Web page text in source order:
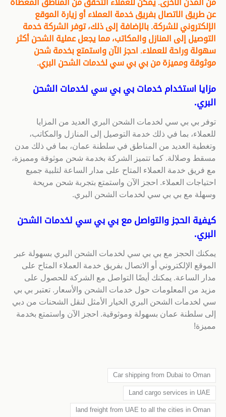
من المدن الأخرى. يمكن للعملاء التحقق من المناطق المغطاة
عن طريق الاتصال بفريق خدمة العملاء أو زيارة الموقع
الإلكتروني للشركة. بالإضافة إلى ذلك، توفر الشركة خدمة
التوصيل إلى المنازل والمكاتب، مما يجعل عملية الشحن أكثر
سهولة وراحة للعملاء. احجز الآن واستمتع بخدمة شحن
موثوقة ومميزة من بي بي سي لخدمات الشحن البري.
مزايا استخدام خدمات بي بي سي لخدمات الشحن
البري.
توفر بي بي سي لخدمات الشحن البري العديد من المزايا
للعملاء، بما في ذلك خدمة التوصيل إلى المنازل والمكاتب،
وتغطية العديد من المناطق في سلطنة عمان، بما في ذلك مدن
مسقط وصلالة. كما تتميز الشركة بخدمة شحن موثوقة ومميزة،
مع فريق خدمة العملاء المتاح على مدار الساعة لتلبية جميع
احتياجات العملاء. احجز الآن واستمتع بتجربة شحن مريحة
وسهلة مع بي بي سي لخدمات الشحن البري.
كيفية الحجز والتواصل مع بي بي سي لخدمات الشحن
البري.
يمكنك الحجز مع بي بي سي لخدمات الشحن البري بسهولة عبر
الموقع الإلكتروني أو الاتصال بفريق خدمة العملاء المتاح على
مدار الساعة. يمكنك أيضًا التواصل مع الشركة للحصول على
مزيد من المعلومات حول خدمات الشحن والأسعار. تعتبر بي بي
سي لخدمات الشحن البري الخيار الأمثل لنقل الشحنات من دبي
إلى سلطنة عمان بسهولة وموثوقية. احجز الآن واستمتع بخدمة
مميزة!
Car shipping from Dubai to Oman
Land cargo services in UAE
land freight from UAE to all the cities in Oman